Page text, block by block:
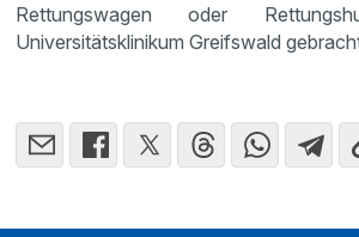
Rettungswagen oder
Universitätsklinikum Greifswald